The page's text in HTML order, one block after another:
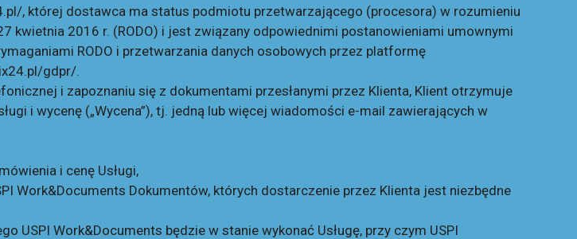
, której dostawca ma status podmiotu przetwarzającego (procesora) w rozumieniu
kwietnia 2016 r. (RODO) i jest związany odpowiednimi postanowieniami umownymi
RODO i przetwarzania danych osobowych przez platformę
gdpr/.
i zapoznaniu się z dokumentami przesłanymi przez Klienta, Klient otrzymuje
i wycenę („Wycena”), tj. jedną lub więcej wiadomości e-mail zawierających w
i cenę Usługi,
Work&Documents Dokumentów, których dostarczenie przez Klienta jest niezbędne
USPI Work&Documents będzie w stanie wykonać Usługę, przy czym USPI